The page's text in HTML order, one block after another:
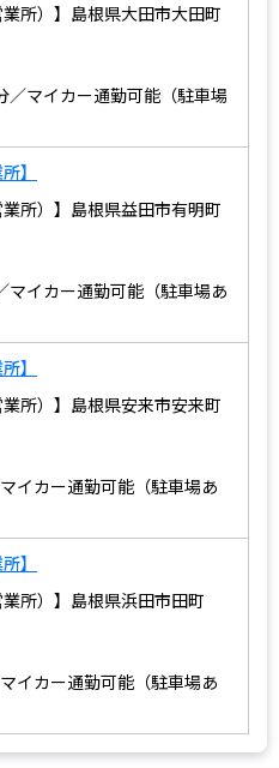
所）】島根県大田市大田町
マイカー通勤可能（駐車場
】
所）】島根県益田市有明町
イカー通勤可能（駐車場あ
】
所）】島根県安来市安来町
イカー通勤可能（駐車場あ
】
所）】島根県浜田市田町
イカー通勤可能（駐車場あ